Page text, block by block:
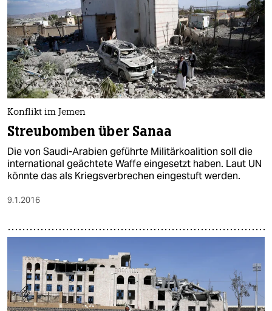
Konflikt im Jemen
Streubomben über Sanaa
Die von Saudi-Arabien geführte Militärkoalition soll die
international geächtete Waffe eingesetzt haben. Laut UN
könnte das als Kriegsverbrechen eingestuft werden.
9.1.2016